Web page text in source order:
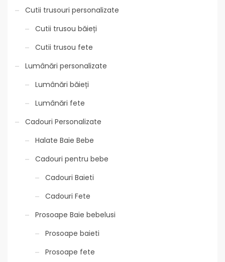
Cutii trusouri personalizate
Cutii trusou băieți
Cutii trusou fete
Lumânări personalizate
Lumânări băieți
Lumânări fete
Cadouri Personalizate
Halate Baie Bebe
Cadouri pentru bebe
Cadouri Baieti
Cadouri Fete
Prosoape Baie bebelusi
Prosoape baieti
Prosoape fete